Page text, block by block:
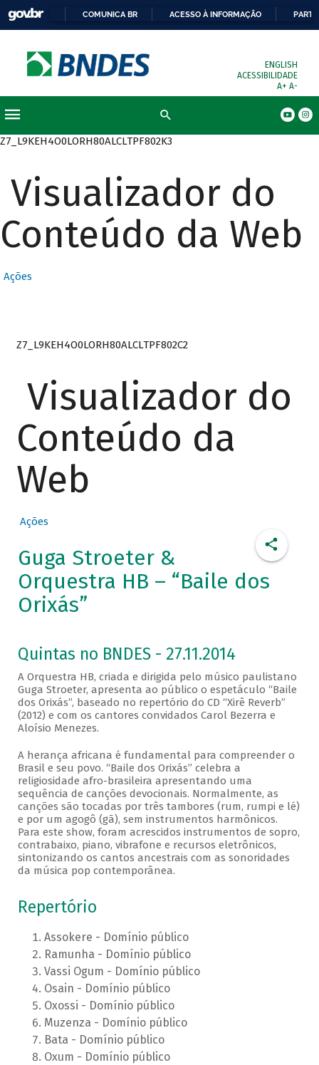
COMUNICA BR ACESSO À INFORMAÇÃO
ENGLISH
ACESSIBILIDADE
A+ A-
Z7_L9KEH4O0LORH80ALCLTPF802K3
Visualizador do
Conteúdo da Web
Ações
Z7_L9KEH4O0LORH80ALCLTPF802C2
Visualizador do
Conteúdo da
Web
Ações
Guga Stroeter &
Orquestra HB – “Baile dos
Orixás”
Quintas no BNDES - 27.11.2014
A Orquestra HB, criada e dirigida pelo músico paulistano
Guga Stroeter, apresenta ao público o espetáculo “Baile
dos Orixás”, baseado no repertório do CD “Xirê Reverb”
(2012) e com os cantores convidados Carol Bezerra e
Aloísio Menezes.
A herança africana é fundamental para compreender o
Brasil e seu povo. “Baile dos Orixás” celebra a
religiosidade afro-brasileira apresentando uma
sequência de canções devocionais. Normalmente, as
canções são tocadas por três tambores (rum, rumpi e lé)
e por um agogô (gã), sem instrumentos harmônicos.
Para este show, foram acrescidos instrumentos de sopro,
contrabaixo, piano, vibrafone e recursos eletrônicos,
sintonizando os cantos ancestrais com as sonoridades
da música pop contemporânea.
Repertório
Assokere - Domínio público
Ramunha - Domínio público
Vassi Ogum - Domínio público
Osain - Domínio público
Oxossi - Domínio público
Muzenza - Domínio público
Bata - Domínio público
Oxum - Domínio público